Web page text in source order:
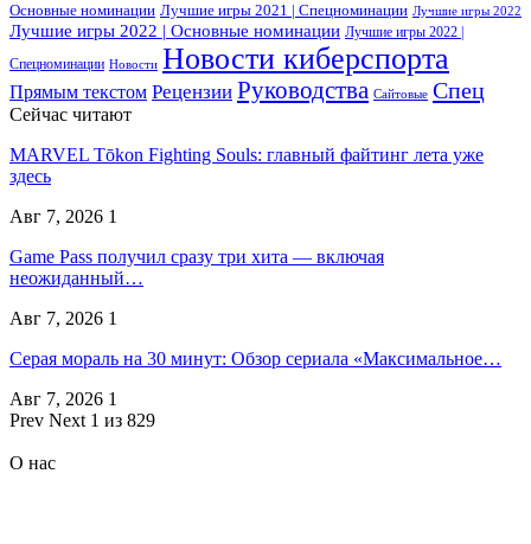
Основные номинации Лучшие игры 2021 | Спецноминации Лучшие игры 2022
Лучшие игры 2022 | Основные номинации Лучшие игры 2022 |
Спецноминации Новости Новости киберспорта
Прямым текстом Рецензии Руководства Сайтовые Спец
Сейчас читают
MARVEL Tōkon Fighting Souls: главный файтинг лета уже
здесь
Авг 7, 2026 1
Game Pass получил сразу три хита — включая
неожиданный…
Авг 7, 2026 1
Серая мораль на 30 минут: Обзор сериала «Максимальное…
Авг 7, 2026 1
Prev Next 1 из 829
О нас